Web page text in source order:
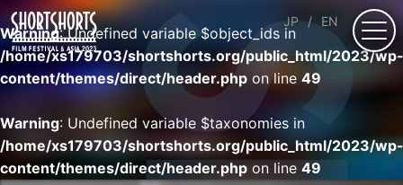
Warning: Undefined variable $object_ids in
/home/xs179703/shortshorts.org/public_html/2023/wp-
content/themes/direct/header.php on line 49
Warning: Undefined variable $taxonomies in
/home/xs179703/shortshorts.org/public_html/2023/wp-
content/themes/direct/header.php on line 49
JP EN